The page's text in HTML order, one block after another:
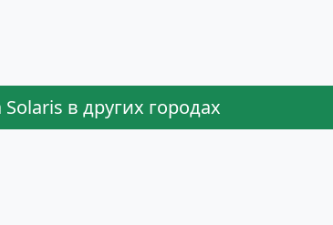
в других городах